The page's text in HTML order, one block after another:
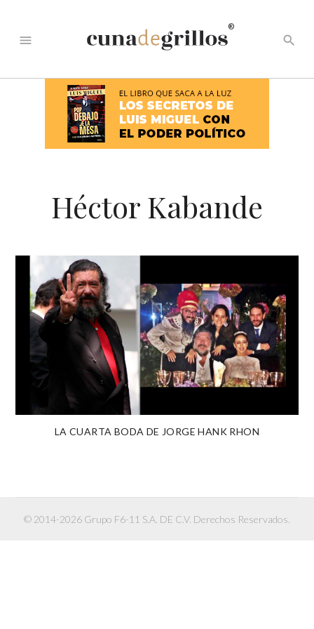
menu
®
search
Héctor Kabande
LA CUARTA BODA DE JORGE HANK RHON
© 2014-2026 Grupo F6-11 S.A. DE C.V. Derechos Reservados.